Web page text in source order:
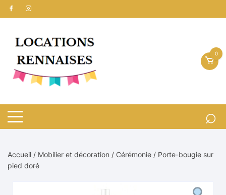
Aller
au
0
Accueil / Mobilier et décoration / Cérémonie / Porte-bougie sur
pied doré